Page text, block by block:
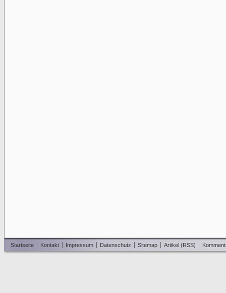
Startseite Kontakt Impressum Datenschutz Sitemap Artikel (RSS)